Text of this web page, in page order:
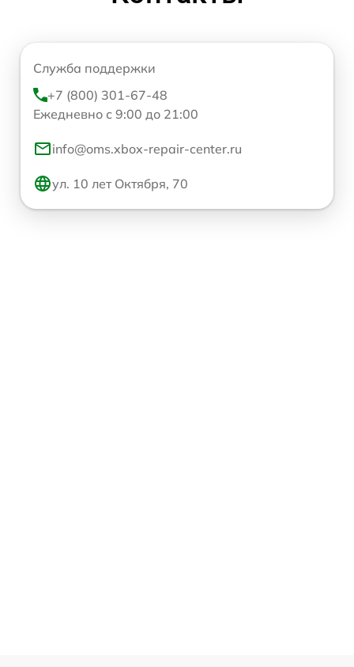
Служба поддержки
+7 (800) 301-67-48
Ежедневно с 9:00 до 21:00
info@oms.xbox-repair-center.ru
ул. 10 лет Октября, 70